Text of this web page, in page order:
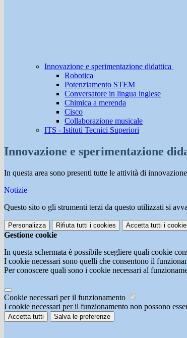
Innovazione e sperimentazione didattica
Robotica
Potenziamento STEM
Conversatore in lingua inglese
Chimica a merenda
Cisco
Collaborazione musicale
ITS - Istituti Tecnici Superiori
Innovazione e sperimentazione
In questa area sono presenti tutte le attività di
Notizie
Questo sito o gli strumenti terzi da questo utilizzati si
Personalizza Rifiuta tutti i cookies Accetta tutti i
Gestione cookie
In questa schermata è possibile scegliere quali cookie
I cookie necessari sono quelli che consentono il
Per conoscere quali sono i cookie necessari al
Cookie necessari per il funzionamento
I cookie necessari per il funzionamento non possono
Accetta tutti Salva le preferenze